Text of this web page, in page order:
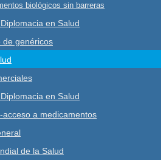
biológicos sin barreras
en Salud
de genéricos
en Salud
acceso a medicamentos
de la Salud